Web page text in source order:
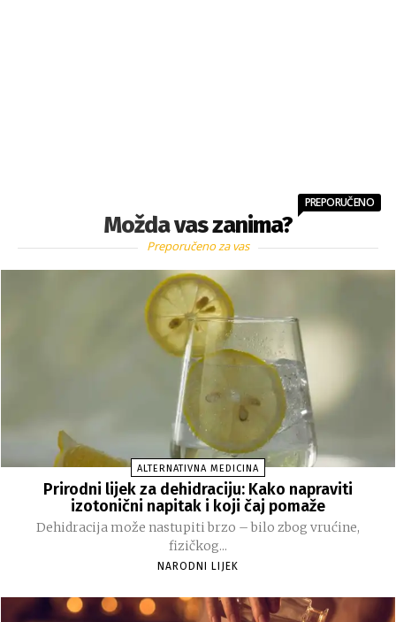
Možda vas zanima?
PREPORUČENO
Preporučeno za vas
ALTERNATIVNA MEDICINA
Prirodni lijek za dehidraciju: Kako napraviti
izotonični napitak i koji čaj pomaže
Dehidracija može nastupiti brzo – bilo zbog vrućine,
fizičkog...
NARODNI LIJEK